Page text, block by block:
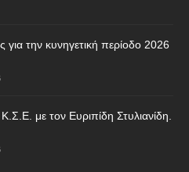
για την κυνηγετική περίοδο 2026
με τον Ευριπίδη Στυλιανίδη.